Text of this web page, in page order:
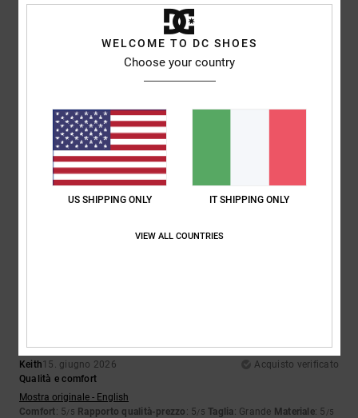
Rapporto qualità-prezzo: 5
Colore : 5
5 /5
Almeida4. luglio 2026
Keith15. giugno 2026
Acquisto verificato
Qualità e comfort
Mostra originale - English
Comfort: 5/5 Rapporto qualità-prezzo : 5/5 Taglia: Grande Materiale: 5 /5
WELCOME TO DC SHOES
Choose your country
US SHIPPING ONLY IT SHIPPING ONLY
VIEW ALL COUNTRIES